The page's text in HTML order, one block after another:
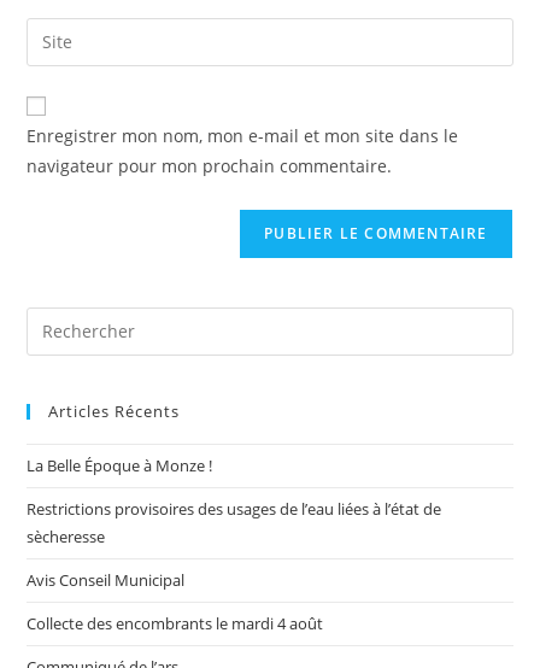
comment
email
address
comment
Saisir
l’URL
de
votre
(facultatif)
Enregistrer mon nom, mon e-mail et mon site dans le
navigateur pour mon prochain commentaire.
Articles Récents
La Belle Époque à Monze !
Restrictions provisoires des usages de l’eau liées à l’état de
sècheresse
Avis Conseil Municipal
Collecte des encombrants le mardi 4 août